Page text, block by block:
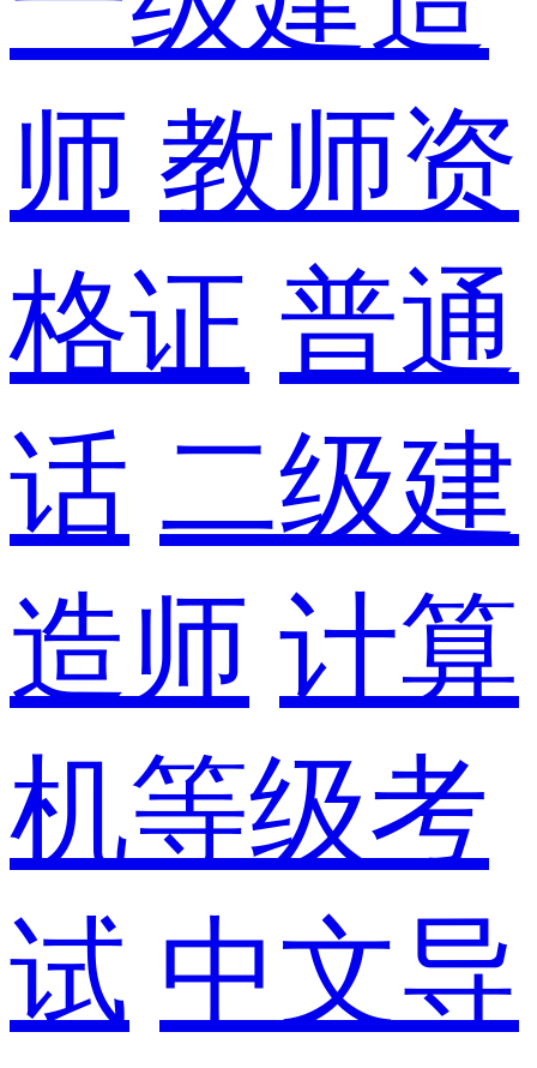
师 教师资
格证 普通
话 二级建
造师 计算
机等级考
试 中文导